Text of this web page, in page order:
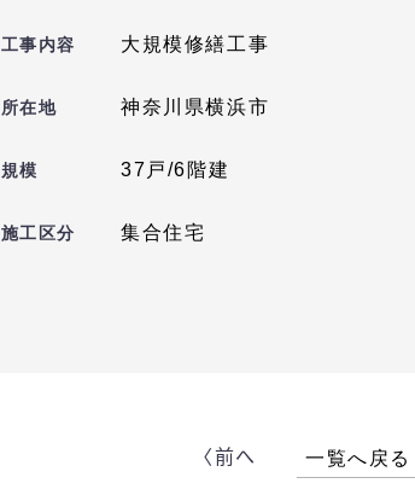
工事内容 大規模修繕工事
所在地 神奈川県横浜市
規模 37戸/6階建
施工区分 集合住宅
〈前へ 一覧へ戻る